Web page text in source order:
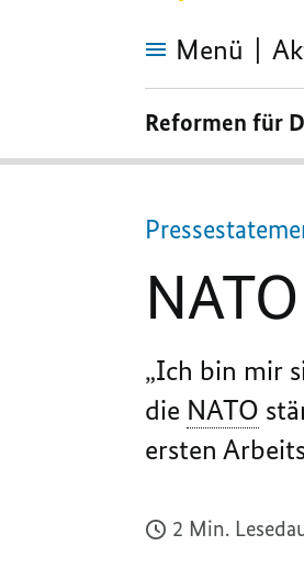
Menü
europäischerReformen für
„Ich bin mir
die NATO
ersten
2 Min.